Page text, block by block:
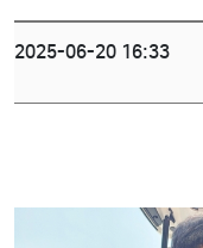
2025-06-20 16:33